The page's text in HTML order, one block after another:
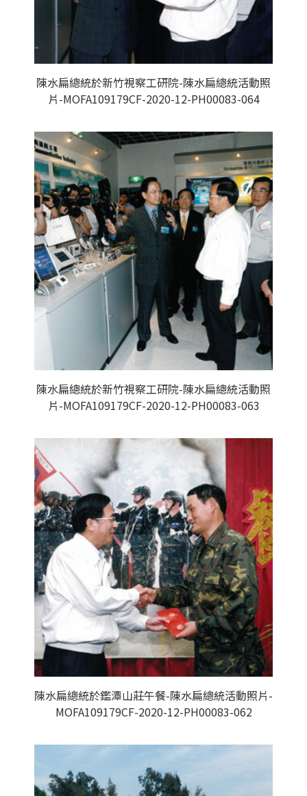
陳水扁總統於新竹視察工研院-陳水扁總統活動照
片-MOFA109179CF-2020-12-PH00083-064
陳水扁總統於新竹視察工研院-陳水扁總統活動照
片-MOFA109179CF-2020-12-PH00083-063
陳水扁總統於鑑潭山莊午餐-陳水扁總統活動照片-
MOFA109179CF-2020-12-PH00083-062